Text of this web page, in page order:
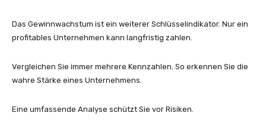
Das Gewinnwachstum ist ein weiterer Schlüsselindikator. Nur ein
profitables Unternehmen kann langfristig zahlen.
Vergleichen Sie immer mehrere Kennzahlen. So erkennen Sie die
wahre Stärke eines Unternehmens.
Eine umfassende Analyse schützt Sie vor Risiken.